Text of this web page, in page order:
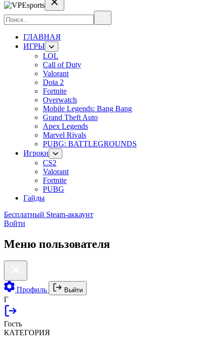
ГЛАВНАЯ
ИГРЫ
LOL
Call of Duty
Valorant
Dota 2
Fortnite
Overwatch
Mobile Legends: Bang Bang
Grand Theft Auto
Apex Legends
Marvel Rivals
PUBG: BATTLEGROUNDS
Игроки
CS2
Valorant
Fortnite
PUBG
Гайды
Бесплатный Steam-аккаунт
Войти
Меню пользователя
Профиль Выйти
Г
Гость
КАТЕГОРИЯ